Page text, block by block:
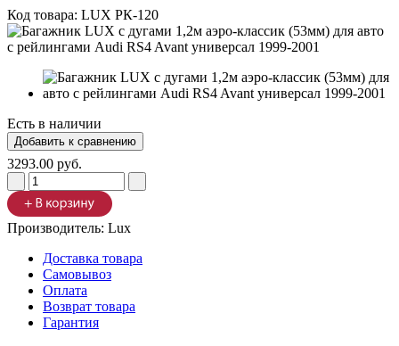
Код товара: LUX РК-120
Есть в наличии
3293.00 руб.
Производитель: Lux
Доставка товара
Самовывоз
Оплата
Возврат товара
Гарантия